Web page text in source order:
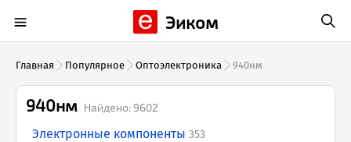
Эиком
Главная Популярное Оптоэлектроника 940нм
940нм Найдено: 9602
Электронные компоненты 353